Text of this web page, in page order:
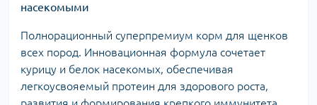
насекомыми
Полнорационный суперпремиум корм для щенков
всех пород. Инновационная формула сочетает
курицу и белок насекомых, обеспечивая
легкоусвояемый протеин для здорового роста,